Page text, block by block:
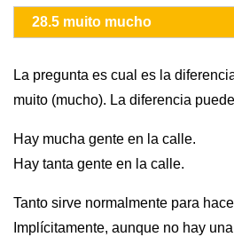
28.5 muito mucho
La pregunta es cual es la
muito (mucho). La diferencia
Hay mucha gente en la calle.
Hay tanta gente en la calle.
Tanto sirve normalmente para
Implícitamente, aunque no hay